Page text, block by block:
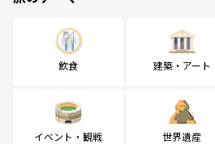
飲食 建築・アート
イベント・観戦 世界遺産